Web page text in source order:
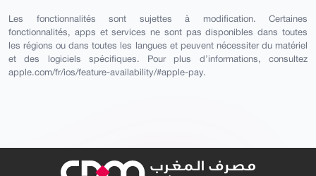
Les fonctionnalités sont sujettes à modification. Certaines
fonctionnalités, apps et services ne sont pas disponibles dans toutes
les régions ou dans toutes les langues et peuvent nécessiter du matériel
et des logiciels spécifiques. Pour plus d’informations, consultez
apple.com/fr/ios/feature-availability/#apple-pay.